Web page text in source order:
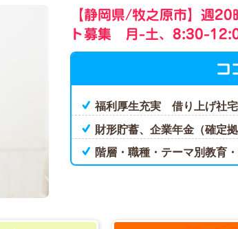
【静岡県/牧之原市】週
ト募集 月-土、8:30-
コ
福利厚生充実 借り上げ社
財形貯蓄、企業年金（確定
階層・職種・テーマ別教育